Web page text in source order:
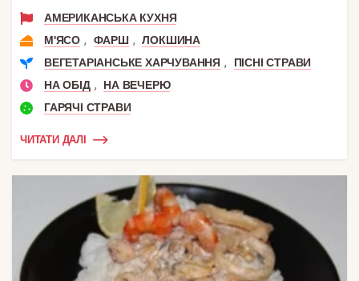
АМЕРИКАНСЬКА КУХНЯ
М'ЯСО , ФАРШ , ЛОКШИНА
ВЕГЕТАРІАНСЬКЕ ХАРЧУВАННЯ ,
ПІСНІ СТРАВИ
НА ОБІД ,
НА ВЕЧЕРЮ
ГАРЯЧІ СТРАВИ
ЧИТАТИ ДАЛІ